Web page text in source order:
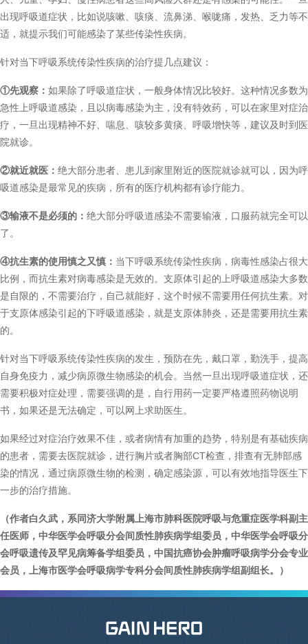
出现呼吸道症状，比如说咳嗽、咳痰、流鼻涕、喉咙痛，发热、乏力等不
适，就提示我们可能感染了某些传染性疾病。
针对当下呼吸系统传染性疾病的治疗提几点建议：
①先观察： 如果除了呼吸道症状，一般身体情况比较好。这种情况多数为
急性上呼吸道感染，且以病毒感染为主，没有特效药，可以在家里对症治
疗，一旦出现精神不好、喘息、咳较多黄痰、呼吸增快等，建议及时到医
院就诊。
②就近就医： 绝大部分患者、患儿到家里附近的医院就诊就可以，因为呼
吸道感染是最常见的疾病，所有的医疗机构都有诊疗能力。
③输液不是必须的： 绝大部分呼吸道感染不需要输液，口服药就完全可以
了。
④抗生素的使用慎之又慎： 当下呼吸系统传染性疾病，病毒性感染占很大
比例，而抗生素对病毒感染是无效的。支原体引起的上呼吸道感染大多数
是自限的，不需要治疗，自己就能好，这个时候不需要用任何抗生素。对
于支原体感染引起的下呼吸道感染，就是支原体肺炎，还是需要用抗生素
的。
针对当下呼吸系统传染性疾病的发生，预防在先，戴口罩，勤洗手，提高
自身免疫力，减少病原微生物感染的机会。当然一旦出现呼吸道症状，还
需要积极对症处理，需要强调的是，自行用药一定要严格遵照药物说明
书，如果还是无法确定，可以网上求助医生。
如果经过对症治疗效果不佳，或者病情有加重的趋势，特别是有基础疾病
的患者，需要去医院就诊，进行胸片或者胸部CT检查，排查有无肺部感
染的情况，通过病原微生物的检测，确定感染源，可以有效地指导医生下
一步的治疗措施。
（作者白久武，系同济大学附属上海市肺科医院呼吸与危重症医学科副主
任医师，中华医学会呼吸分会间质性肺疾病学组委员，中华医学会呼吸分
会呼吸遗传及罕见病筹备学组委员，中国抗癌协会肿瘤呼吸病学分会专业
会员，上海市医学会呼吸病学专科分会间质性肺疾病学组副组长。）